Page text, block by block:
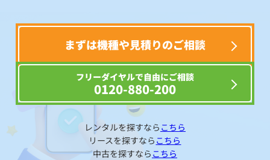
まずは機種や見積りのご相談
フリーダイヤルで自由にご相談
0120-880-200
レンタルを探すなら こちら
リースを探すなら こちら
中古を探すなら こちら